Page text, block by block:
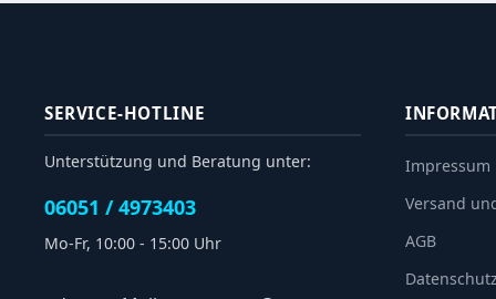
SERVICE-HOTLINE
Unterstützung und Beratung unter:
06051 / 4973403
Mo-Fr, 10:00 - 15:00 Uhr
Impressum
Versand
AGB
Datenschutz